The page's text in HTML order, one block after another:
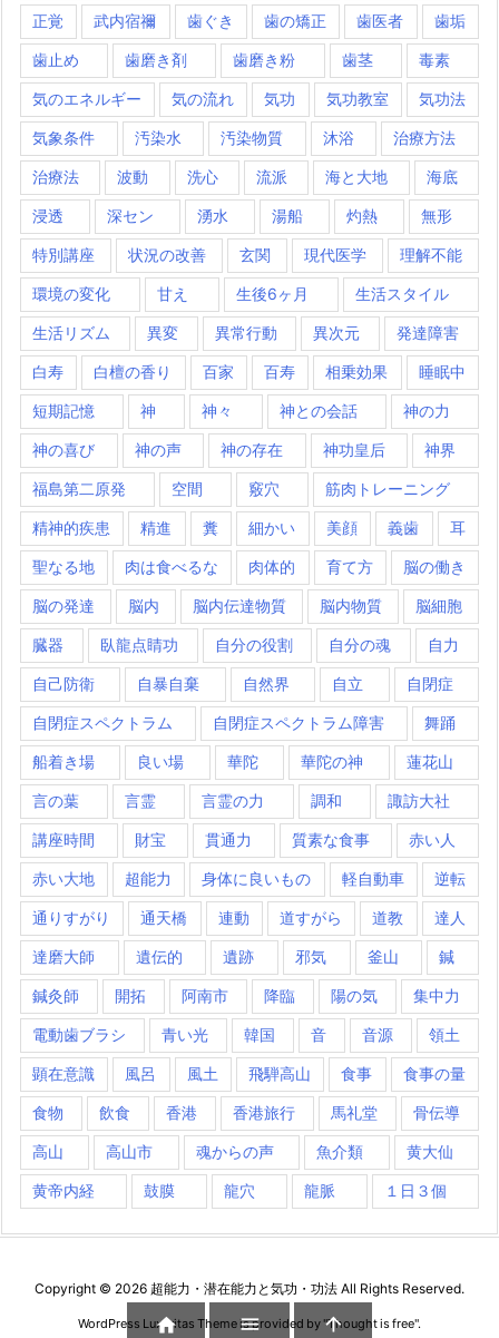
正覚 武内宿禰 歯ぐき 歯の矯正 歯医者 歯垢
歯止め 歯磨き剤 歯磨き粉 歯茎 毒素
気のエネルギー 気の流れ 気功 気功教室 気功法
気象条件 汚染水 汚染物質 沐浴 治療方法
治療法 波動 洗心 流派 海と大地 海底
浸透 深セン 湧水 湯船 灼熱 無形
特別講座 状況の改善 玄関 現代医学 理解不能
環境の変化 甘え 生後6ヶ月 生活スタイル
生活リズム 異変 異常行動 異次元 発達障害
白寿 白檀の香り 百家 百寿 相乗効果 睡眠中
短期記憶 神 神々 神との会話 神の力
神の喜び 神の声 神の存在 神功皇后 神界
福島第二原発 空間 竅穴 筋肉トレーニング
精神的疾患 精進 糞 細かい 美顔 義歯 耳
聖なる地 肉は食べるな 肉体的 育て方 脳の働き
脳の発達 脳内 脳内伝達物質 脳内物質 脳細胞
臓器 臥龍点睛功 自分の役割 自分の魂 自力
自己防衛 自暴自棄 自然界 自立 自閉症
自閉症スペクトラム 自閉症スペクトラム障害 舞踊
船着き場 良い場 華陀 華陀の神 蓮花山
言の葉 言霊 言霊の力 調和 諏訪大社
講座時間 財宝 貫通力 質素な食事 赤い人
赤い大地 超能力 身体に良いもの 軽自動車 逆転
通りすがり 通天橋 連動 道すがら 道教 達人
達磨大師 遺伝的 遺跡 邪気 釜山 鍼
鍼灸師 開拓 阿南市 降臨 陽の気 集中力
電動歯ブラシ 青い光 韓国 音 音源 領土
顕在意識 風呂 風土 飛騨高山 食事 食事の量
食物 飲食 香港 香港旅行 馬礼堂 骨伝導
高山 高山市 魂からの声 魚介類 黄大仙
黄帝内経 鼓膜 龍穴 龍脈 １日３個
Copyright © 2026 超能力・潜在能力と気功・功法 All Rights Reserved.
WordPress Luxeritas Theme is provided by "Thought is free".
  